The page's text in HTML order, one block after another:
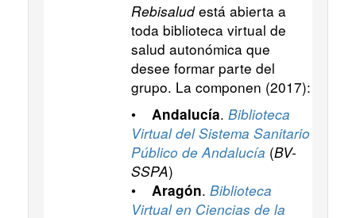
Rebisaludestá abierta a
toda biblioteca virtual de
salud autonómica que
desee formar parte del
grupo. La componen (2017):
• Andalucía. Biblioteca
Virtual del Sistema Sanitario
Público de Andalucía (BV-
SSPA)
• Aragón. Biblioteca
Virtual en Ciencias de la